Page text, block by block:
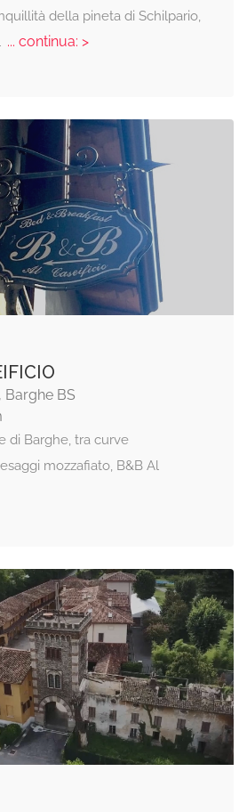
della pineta di Schilpario,
... continua: >
Barghe BS
di Barghe, tra curve
mozzafiato, B&B Al